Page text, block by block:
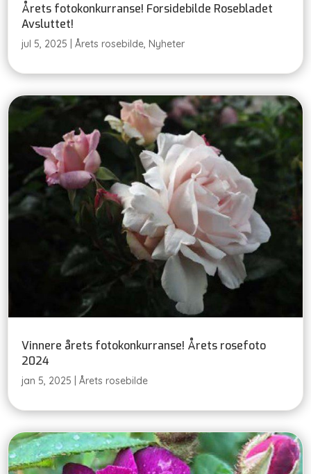
Årets fotokonkurranse! Forsidebilde Rosebladet
Avsluttet!
jul 5, 2025 |Årets rosebilde,Nyheter
Vinnere årets fotokonkurranse! Årets rosefoto
2024
jan 5, 2025 |Årets rosebilde